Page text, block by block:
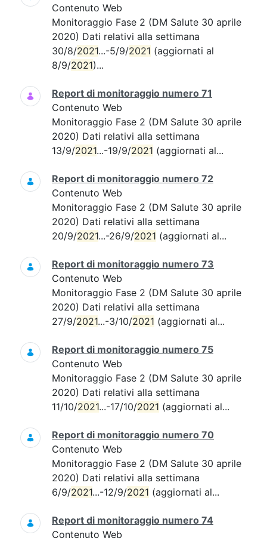
Contenuto Web
Monitoraggio Fase 2 (DM Salute 30 aprile
2020) Dati relativi alla settimana
30/8/2021...-5/9/2021 (aggiornati al
8/9/2021)...
Report di monitoraggio numero 71
Contenuto Web
Monitoraggio Fase 2 (DM Salute 30 aprile
2020) Dati relativi alla settimana
13/9/2021...-19/9/2021 (aggiornati al...
Report di monitoraggio numero 72
Contenuto Web
Monitoraggio Fase 2 (DM Salute 30 aprile
2020) Dati relativi alla settimana
20/9/2021...-26/9/2021 (aggiornati al...
Report di monitoraggio numero 73
Contenuto Web
Monitoraggio Fase 2 (DM Salute 30 aprile
2020) Dati relativi alla settimana
27/9/2021...-3/10/2021 (aggiornati al...
Report di monitoraggio numero 75
Contenuto Web
Monitoraggio Fase 2 (DM Salute 30 aprile
2020) Dati relativi alla settimana
11/10/2021...-17/10/2021 (aggiornati al...
Report di monitoraggio numero 70
Contenuto Web
Monitoraggio Fase 2 (DM Salute 30 aprile
2020) Dati relativi alla settimana
6/9/2021...-12/9/2021 (aggiornati al...
Report di monitoraggio numero 74
Contenuto Web